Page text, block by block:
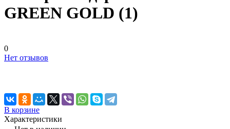
GREEN GOLD (1)
0
Нет отзывов
В корзине
Характеристики